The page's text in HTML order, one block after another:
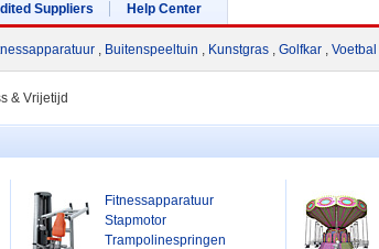
Suppliers Help Center
, Buitenspeeltuin , Kunstgras , Golfkar , Voetbal
& Vrijetijd
Fitnessapparatuur
Stapmotor
Trampolinespringen